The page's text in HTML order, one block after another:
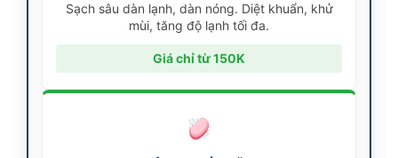
Sạch sâu dàn lạnh, dàn nóng. Diệt khuẩn, khử
mùi, tăng độ lạnh tối đa.
Giá chỉ từ 150K